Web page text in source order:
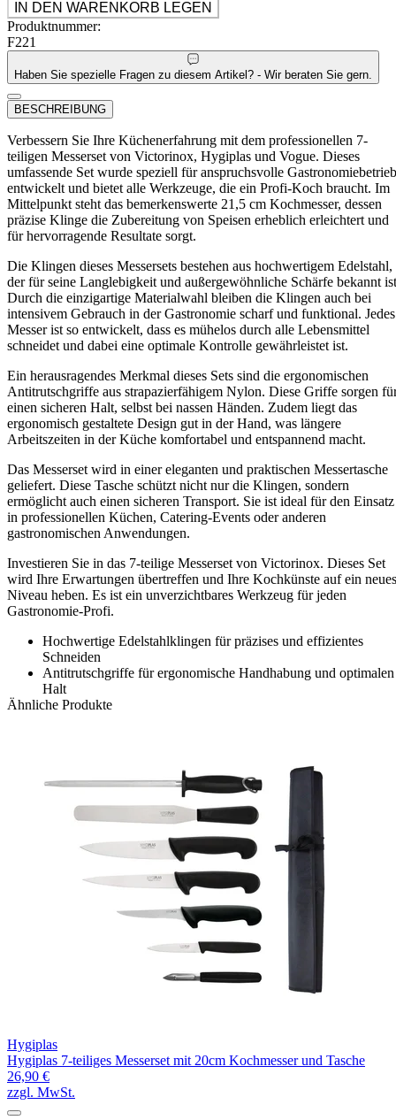
IN DEN WARENKORB LEGEN
Produktnummer:
F221
Haben Sie spezielle Fragen zu diesem Artikel? - Wir beraten Sie gern.
BESCHREIBUNG
Verbessern Sie Ihre Küchenerfahrung mit dem professionellen 7-
teiligen Messerset von Victorinox, Hygiplas und Vogue. Dieses
umfassende Set wurde speziell für anspruchsvolle
entwickelt und bietet alle Werkzeuge, die ein Profi-Koch braucht. Im
Mittelpunkt steht das bemerkenswerte 21,5 cm Kochmesser, dessen
präzise Klinge die Zubereitung von Speisen erheblich erleichtert und
für hervorragende Resultate sorgt.
Die Klingen dieses Messersets bestehen aus hochwertigem Edelstahl,
der für seine Langlebigkeit und außergewöhnliche Schärfe bekannt
Durch die einzigartige Materialwahl bleiben die Klingen auch bei
intensivem Gebrauch in der Gastronomie scharf und funktional. Jedes
Messer ist so entwickelt, dass es mühelos durch alle Lebensmittel
schneidet und dabei eine optimale Kontrolle gewährleistet ist.
Ein herausragendes Merkmal dieses Sets sind die ergonomischen
Antitrutschgriffe aus strapazierfähigem Nylon. Diese Griffe sorgen
einen sicheren Halt, selbst bei nassen Händen. Zudem liegt das
ergonomisch gestaltete Design gut in der Hand, was längere
Arbeitszeiten in der Küche komfortabel und entspannend macht.
Das Messerset wird in einer eleganten und praktischen Messertasche
geliefert. Diese Tasche schützt nicht nur die Klingen, sondern
ermöglicht auch einen sicheren Transport. Sie ist ideal für den Einsatz
in professionellen Küchen, Catering-Events oder anderen
gastronomischen Anwendungen.
Investieren Sie in das 7-teilige Messerset von Victorinox. Dieses Set
wird Ihre Erwartungen übertreffen und Ihre Kochkünste auf ein neues
Niveau heben. Es ist ein unverzichtbares Werkzeug für jeden
Gastronomie-Profi.
Hochwertige Edelstahlklingen für präzises und effizientes
Schneiden
Antitrutschgriffe für ergonomische Handhabung und optimalen
Halt
Ähnliche Produkte
Hygiplas
Hygiplas 7-teiliges Messerset mit 20cm Kochmesser und Tasche
26,90 €
zzgl. MwSt.